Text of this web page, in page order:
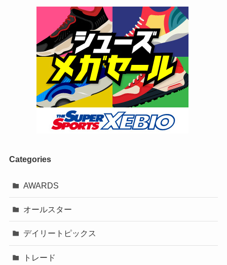
Categories
AWARDS
オールスター
デイリートピックス
トレード